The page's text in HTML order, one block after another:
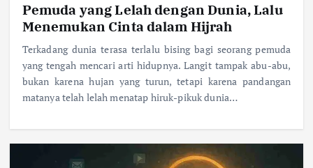
Pemuda yang Lelah dengan Dunia, Lalu
Menemukan Cinta dalam Hijrah
Terkadang dunia terasa terlalu bising bagi seorang pemuda
yang tengah mencari arti hidupnya. Langit tampak abu-abu,
bukan karena hujan yang turun, tetapi karena pandangan
matanya telah lelah menatap hiruk-pikuk dunia…